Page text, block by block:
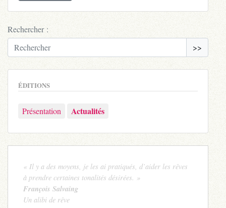
Rechercher :
>>
ÉDITIONS
Présentation Actualités
« Il y a des moyens, je les ai pratiqués, d’aider les rêves
à prendre certaines tonalités désirées. »
François Salvaing
Un alibi de rêve